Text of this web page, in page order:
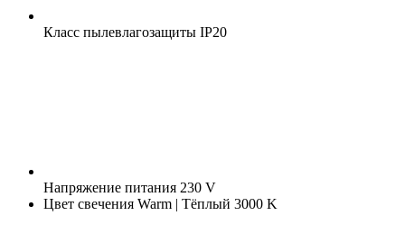
Класс пылевлагозащиты IP20
Напряжение питания 230 V
Цвет свечения Warm | Тёплый 3000 K